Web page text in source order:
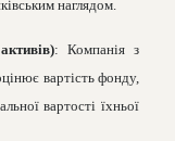
наглядом.
: Компанія з
вартість фонду,
вартості їхньої